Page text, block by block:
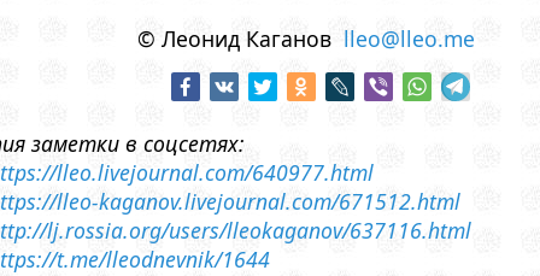
© Леонид Каганов lleo@lleo.me
заметки в соцсетях:
lleo.livejournal.com/640977.html
lleo-kaganov.livejournal.com/671512.html
lj.rossia.org/users/lleokaganov/637116.html
t.me/lleodnevnik/1644